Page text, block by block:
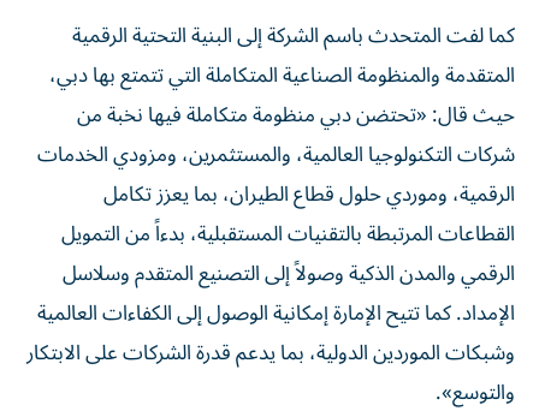
كما لفت المتحدث باسم الشركة إلى البنية التحتية الرقمية
المتقدمة والمنظومة الصناعية المتكاملة التي تتمتع بها دبي،
حيث قال: «تحتضن دبي منظومة متكاملة فيها نخبة من
شركات التكنولوجيا العالمية، والمستثمرين، ومزودي الخدمات
الرقمية، وموردي حلول قطاع الطيران، بما يعزز تكامل
القطاعات المرتبطة بالتقنيات المستقبلية، بدءاً من التمويل
الرقمي والمدن الذكية وصولاً إلى التصنيع المتقدم وسلاسل
الإمداد. كما تتيح الإمارة إمكانية الوصول إلى الكفاءات العالمية
وشبكات الموردين الدولية، بما يدعم قدرة الشركات على الابتكار
والتوسع».